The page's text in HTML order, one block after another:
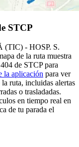
STCP
(TIC) - HOSP. S.
de la ruta muestra
de STCP para
la aplicación para ver
ruta, incluidas alertas
o trasladadas.
en tiempo real en
de tu parada el